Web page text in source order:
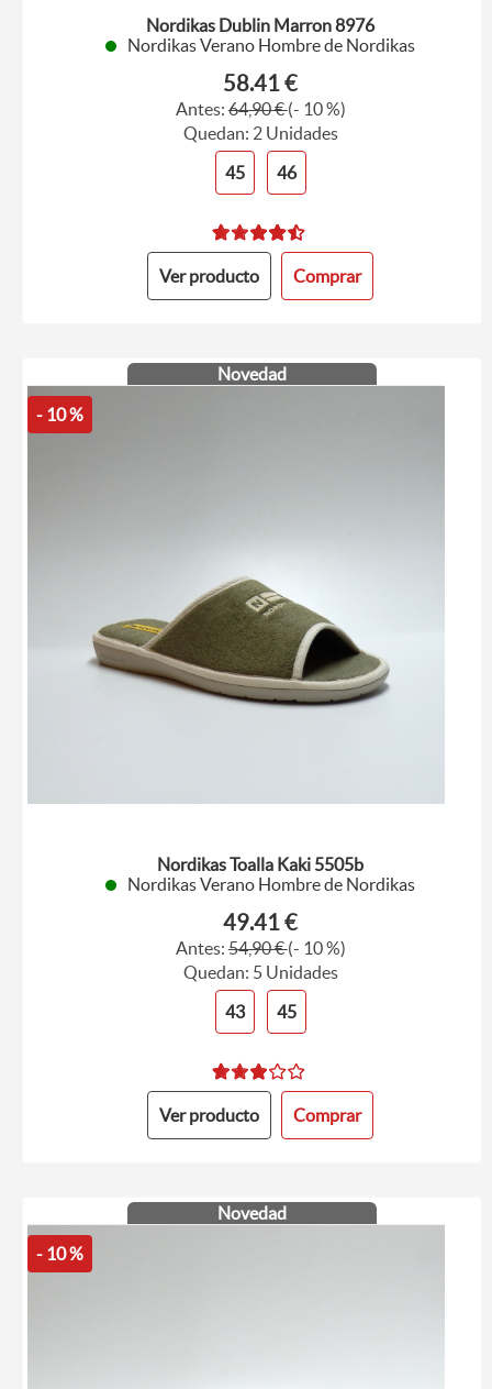
Nordikas Dublin Marron 8976
Nordikas Verano Hombre de Nordikas
58.41 €
Antes:64,90 €(- 10 %)
Quedan: 2 Unidades
45
46
Ver producto Comprar
Novedad
- 10 %
Nordikas Toalla Kaki 5505b
Nordikas Verano Hombre de Nordikas
49.41 €
Antes:54,90 €(- 10 %)
Quedan: 5 Unidades
43
45
Ver producto Comprar
Novedad
- 10 %